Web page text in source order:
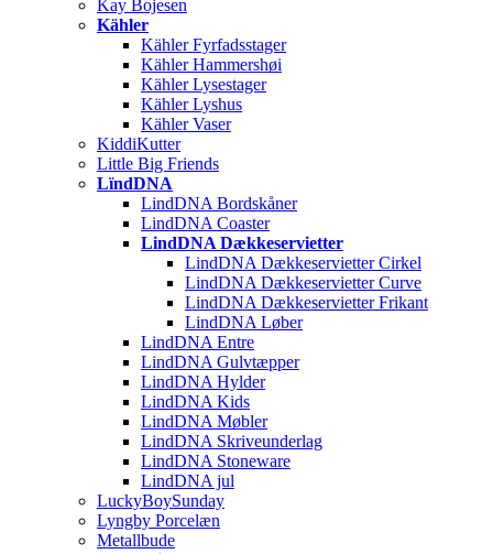
Kay Bojesen
Kähler
Kähler Fyrfadsstager
Kähler Hammershøi
Kähler Lysestager
Kähler Lyshus
Kähler Vaser
KiddiKutter
Little Big Friends
LïndDNA
LindDNA Bordskåner
LindDNA Coaster
LindDNA Dækkeservietter
LindDNA Dækkeservietter Cirkel
LindDNA Dækkeservietter Curve
LindDNA Dækkeservietter Frikant
LindDNA Løber
LindDNA Entre
LindDNA Gulvtæpper
LindDNA Hylder
LindDNA Kids
LindDNA Møbler
LindDNA Skriveunderlag
LindDNA Stoneware
LindDNA jul
LuckyBoySunday
Lyngby Porcelæn
Metallbude